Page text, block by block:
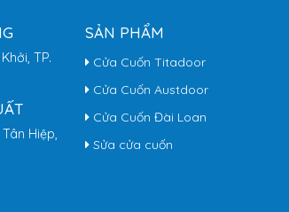
TP.
Hiệp,
SẢN PHẨM
Cửa Cuốn Titadoor
Cửa Cuốn Austdoor
Cửa Cuốn Đài Loan
Sửa cửa cuốn